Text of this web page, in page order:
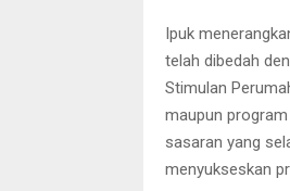
Ipuk
telah dibedah
Stimulan
maupun
sasaran yang
menyukseskan